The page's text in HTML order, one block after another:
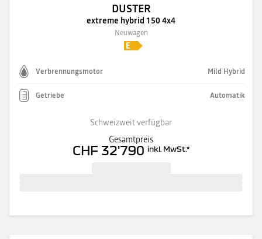
DUSTER
extreme hybrid 150 4x4
Neuwagen
Verbrennungsmotor Mild Hybrid
Getriebe Automatik
Schweizweit verfügbar
Gesamtpreis
CHF 32'790 inkl. MwSt.*